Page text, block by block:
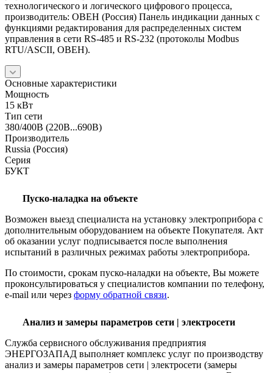
технологического и логического цифрового процесса,
производитель: ОВЕН (Россия) Панель индикации данных с
функциями редактирования для распределенных систем
управления в сети RS-485 и RS-232 (протоколы Modbus
RTU/ASCII, ОВЕН).
Основные характеристики
Мощность
15 кВт
Тип сети
380/400В (220В...690В)
Производитель
Russia (Россия)
Серия
БУКТ
Пуско-наладка на объекте
Возможен выезд специалиста на установку электроприбора с
дополнительным оборудованием на объекте Покупателя. Акт
об оказании услуг подписывается после выполнения
испытаний в различных режимах работы электроприбора.
По стоимости, срокам пуско-наладки на объекте, Вы можете
проконсультироваться у специалистов компании по телефону,
e-mail или через форму обратной связи.
Анализ и замеры параметров сети | электросети
Служба сервисного обслуживания предприятия
ЭНЕРГОЗАПАД выполняет комплекс услуг по производству
анализ и замеры параметров сети | электросети (замеры